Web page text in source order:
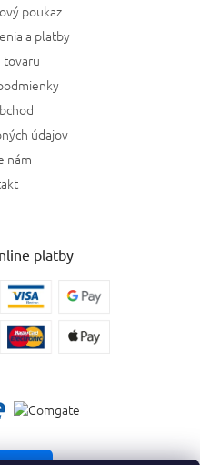
poukaz
a platby
tovaru
údajov
nám
platby